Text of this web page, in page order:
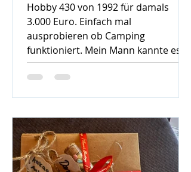
Hobby 430 von 1992 für damals
3.000 Euro. Einfach mal
ausprobieren ob Camping
funktioniert. Mein Mann kannte es
gar nicht, ich bin mit Wohnwagen
und Wohnmobilen groß geworden -
großer Sohn geboren wurde sind wir
auch noch mit diesem 30 Jahre alten
Hobby los und haben schnell
gemerkt - der ist zu klein. Also haben